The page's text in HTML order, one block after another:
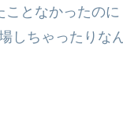
ことなかったの
しちゃったりな